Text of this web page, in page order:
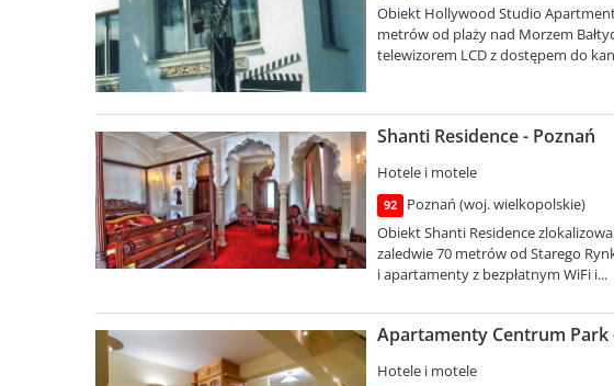
Obiekt Hollywood Studio
metrów od plaży nad Morzem
telewizorem LCD z dostępem do
Shanti Residence - Poznań
Hotele i motele
92
Poznań (woj. wielkopolskie)
Obiekt Shanti Residence
zaledwie 70 metrów od Starego
i apartamenty z bezpłatnym WiFi i...
Apartamenty Centrum Park
Hotele i motele